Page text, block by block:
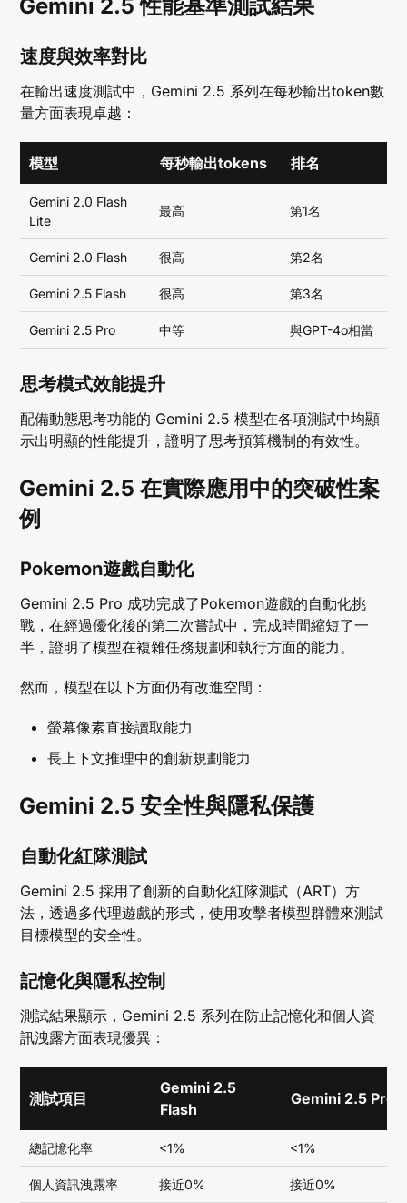
Gemini 2.5 性能基準測試結果
速度與效率對比
在輸出速度測試中，Gemini 2.5 系列在每秒輸出token數
量方面表現卓越：
模型 每秒輸出tokens 排名
Gemini 2.0 Flash
Lite
最高 第1名
Gemini 2.0 Flash 很高 第2名
Gemini 2.5 Flash 很高 第3名
Gemini 2.5 Pro 中等 與GPT-4o相當
思考模式效能提升
配備動態思考功能的 Gemini 2.5 模型在各項測試中均顯
示出明顯的性能提升，證明了思考預算機制的有效性。
Gemini 2.5 在實際應用中的突破性案
例
Pokemon遊戲自動化
Gemini 2.5 Pro 成功完成了Pokemon遊戲的自動化挑
戰，在經過優化後的第二次嘗試中，完成時間縮短了一
半，證明了模型在複雜任務規劃和執行方面的能力。
然而，模型在以下方面仍有改進空間：
螢幕像素直接讀取能力
長上下文推理中的創新規劃能力
Gemini 2.5 安全性與隱私保護
自動化紅隊測試
Gemini 2.5 採用了創新的自動化紅隊測試（ART）方
法，透過多代理遊戲的形式，使用攻擊者模型群體來測試
目標模型的安全性。
記憶化與隱私控制
測試結果顯示，Gemini 2.5 系列在防止記憶化和個人資
訊洩露方面表現優異：
測試項目
Gemini 2.5
Flash
Gemini 2.5 Pro
總記憶化率 <1% <1%
個人資訊洩露率 接近0% 接近0%